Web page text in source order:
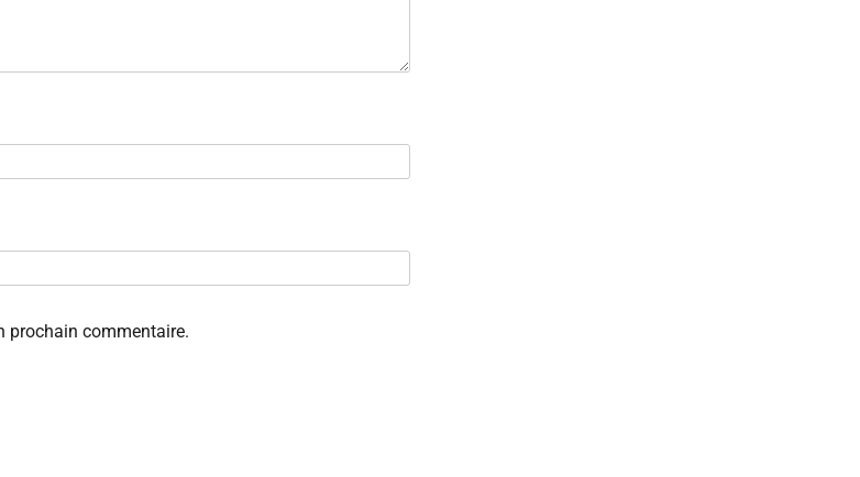
prochain commentaire.